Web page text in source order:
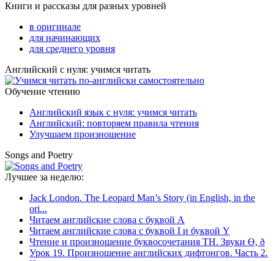
Книги и рассказы для разных уровней
в оригинале
для начинающих
для среднего уровня
Английский с нуля: учимся читать
Обучение чтению
Английский язык с нуля: учимся читать
Английский: повторяем правила чтения
Улучшаем произношение
Songs and Poetry
Лучшее за неделю:
Jack London. The Leopard Man’s Story (in English, in the
ori...
Читаем английские слова с буквой A
Читаем английские слова с буквой I и буквой Y
Чтение и произношение буквосочетания TH. Звуки Ө, ð
Урок 19. Произношение английских дифтонгов. Часть 2.